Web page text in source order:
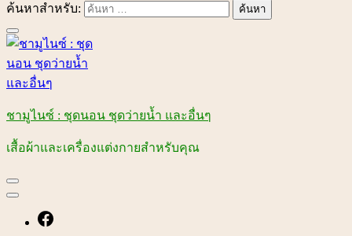
ค้นหาสำหรับ:
ชามูไนซ์ : ชุดนอน ชุดว่ายน้ำ และอื่นๆ
เสื้อผ้าและเครื่องแต่งกายสำหรับคุณ